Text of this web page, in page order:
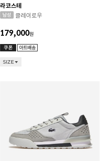
라코스테
클레이로우
179,000원
SIZE